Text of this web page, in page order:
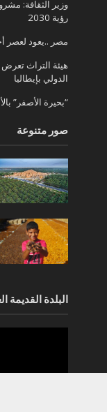
وزير الثقافة:
رؤية 2030
مصر ..يعود لعصر
هيئة التراث
الدولي بإيطاليا
“بحيرة الأصفر”
صور متنوعة
البلدة القديمة